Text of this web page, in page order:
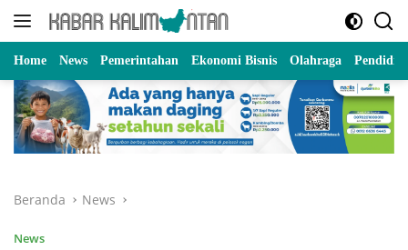
Langsung
Home News Pemerintahan Ekonomi Bisnis Olahraga
Beranda News
News